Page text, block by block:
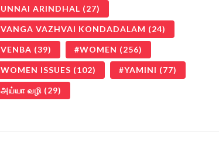
UNNAI ARINDHAL (27)
VANGA VAZHVAI KONDADALAM (24)
VENBA (39) WOMEN (256)
WOMEN ISSUES (102) YAMINI (77)
அய்யா வழி (29)